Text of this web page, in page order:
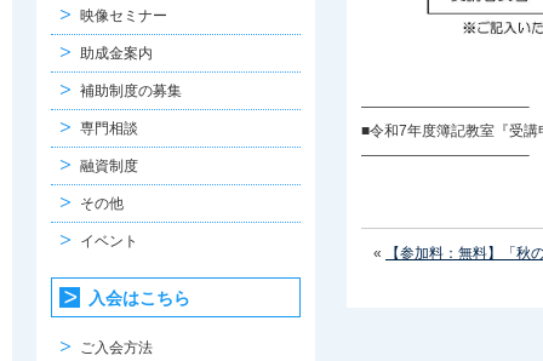
———————————–
■令和7年度簿記教室『受講
———————————–
« 【参加料：無料】「秋
映像セミナー
助成金案内
補助制度の募集
専門相談
融資制度
その他
イベント
入会はこちら
ご入会方法